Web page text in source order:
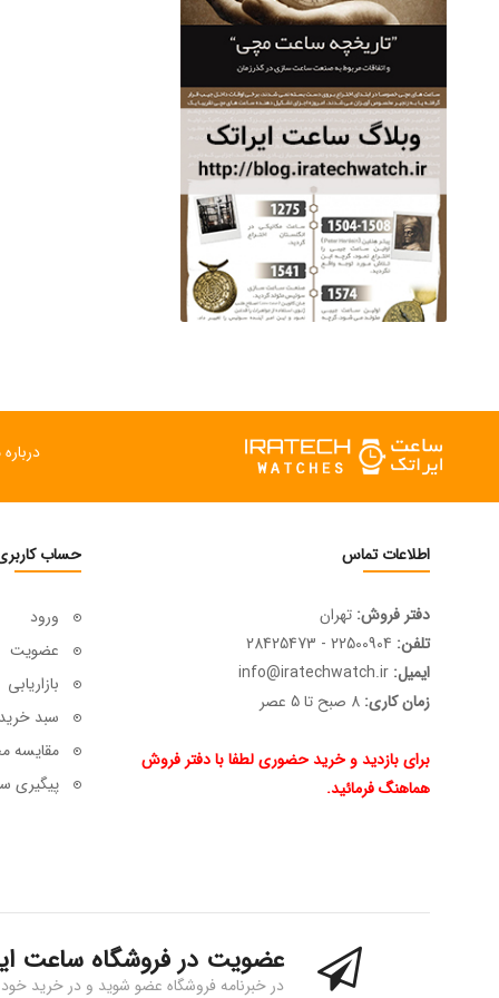
درباره
اطلاعات تماس
دفتر فروش: تهران
تلفن: 22500904 - 28425473
ایمیل: info@iratechwatch.ir
زمان کاری:8 صبح تا 5 عصر
برای بازدید و خرید حضوری لطفا با دفتر فروش
هماهنگ فرمائید.
حساب
ورود
عضویت
بازاریابی
سبد خرید
مقایسه
پیگیری
عضویت در فروشگاه ساعت
در خبرنامه فروشگاه عضو شوید و در خرید خود 15% تخفیف